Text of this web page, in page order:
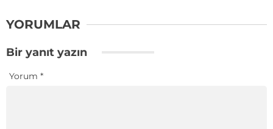
YORUMLAR
Bir yanıt yazın
Yorum *